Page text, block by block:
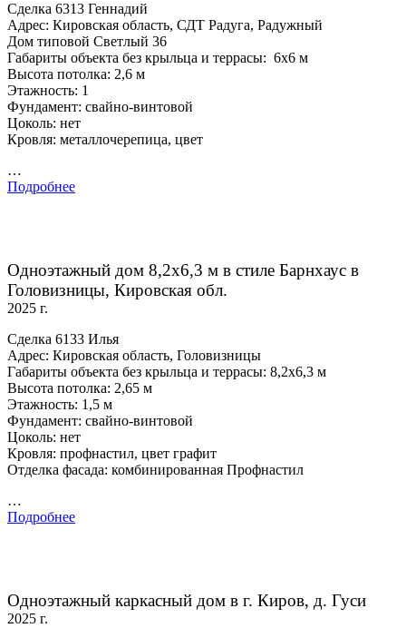
Сделка 6313 Геннадий
Адрес: Кировская область, СДТ Радуга, Радужный
Дом типовой Светлый 36
Габариты объекта без крыльца и террасы: 6х6 м
Высота потолка: 2,6 м
Этажность: 1
Фундамент: свайно-винтовой
Цоколь: нет
Кровля: металлочерепица, цвет
…
Подробнее
Одноэтажный дом 8,2х6,3 м в стиле Барнхаус в
Головизницы, Кировская обл.
2025 г.
Сделка 6133 Илья
Адрес: Кировская область, Головизницы
Габариты объекта без крыльца и террасы: 8,2х6,3 м
Высота потолка: 2,65 м
Этажность: 1,5 м
Фундамент: свайно-винтовой
Цоколь: нет
Кровля: профнастил, цвет графит
Отделка фасада: комбинированная Профнастил
…
Подробнее
Одноэтажный каркасный дом в г. Киров, д. Гуси
2025 г.